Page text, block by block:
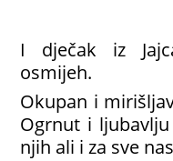
I dječak iz
osmijeh.
Okupan i
Ogrnut i
njih ali i za sve